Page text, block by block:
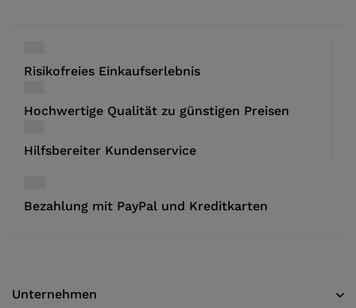
Risikofreies Einkaufserlebnis
Hochwertige Qualität zu günstigen Preisen
Hilfsbereiter Kundenservice
Bezahlung mit PayPal und Kreditkarten
Unternehmen